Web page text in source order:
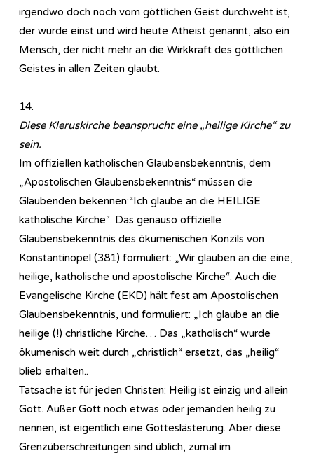
irgendwo doch noch vom göttlichen Geist durchweht ist,
der wurde einst und wird heute Atheist genannt, also ein
Mensch, der nicht mehr an die Wirkkraft des göttlichen
Geistes in allen Zeiten glaubt.
14.
Diese Kleruskirche beansprucht eine „heilige Kirche“ zu
sein.
Im offiziellen katholischen Glaubensbekenntnis, dem
„Apostolischen Glaubensbekenntnis“ müssen die
Glaubenden bekennen:“Ich glaube an die HEILIGE
katholische Kirche“. Das genauso offizielle
Glaubensbekenntnis des ökumenischen Konzils von
Konstantinopel (381) formuliert: „Wir glauben an die eine,
heilige, katholische und apostolische Kirche“. Auch die
Evangelische Kirche (EKD) hält fest am Apostolischen
Glaubensbekenntnis, und formuliert: „Ich glaube an die
heilige (!) christliche Kirche… Das „katholisch“ wurde
ökumenisch weit durch „christlich“ ersetzt, das „heilig“
blieb erhalten..
Tatsache ist für jeden Christen: Heilig ist einzig und allein
Gott. Außer Gott noch etwas oder jemanden heilig zu
nennen, ist eigentlich eine Gotteslästerung. Aber diese
Grenzüberschreitungen sind üblich, zumal im